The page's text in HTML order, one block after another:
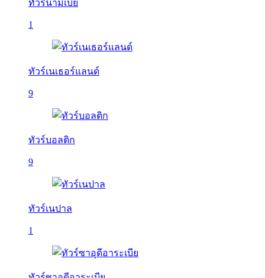
ทัวร์นามิเบีย
1
ทัวร์เนเธอร์แลนด์
9
ทัวร์บอลติก
9
ทัวร์เนปาล
1